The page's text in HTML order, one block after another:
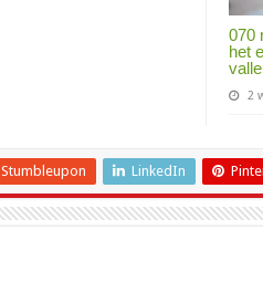
070
het
2
Stumbleupon LinkedIn